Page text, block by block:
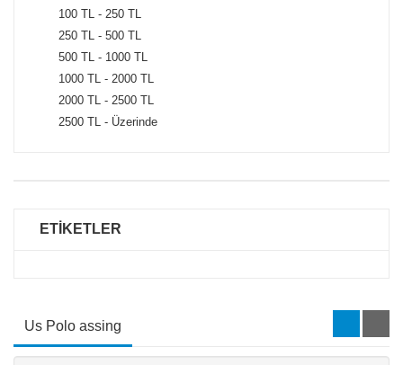
100 TL - 250 TL
250 TL - 500 TL
500 TL - 1000 TL
1000 TL - 2000 TL
2000 TL - 2500 TL
2500 TL - Üzerinde
ETİKETLER
Us Polo assing